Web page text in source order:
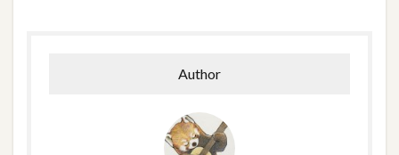
Author